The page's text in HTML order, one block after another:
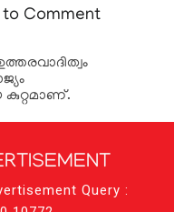
to Comment
കുറ്റമാണ്.
Query :